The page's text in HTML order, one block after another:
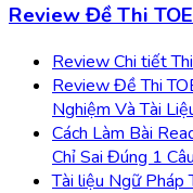
Review Đề Thi
Review Chi tiết
Review Đề Thi
Nghiệm Và Tài
Cách Làm Bài
Chỉ Sai Đúng 1 Câu
Tài liệu Ngữ Pháp